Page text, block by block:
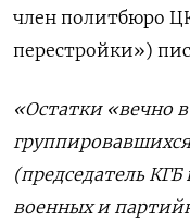
член политбюро
перестройки»)
«Остатки «вечно
(председатель КГБ
военных и